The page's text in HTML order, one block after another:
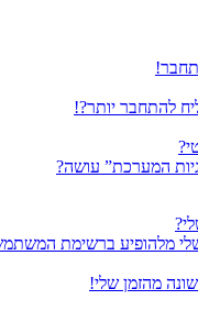
להתחבר יותר?!
המערכת” עושה?
מלהופיע ברשימת
מהזמן שלי!